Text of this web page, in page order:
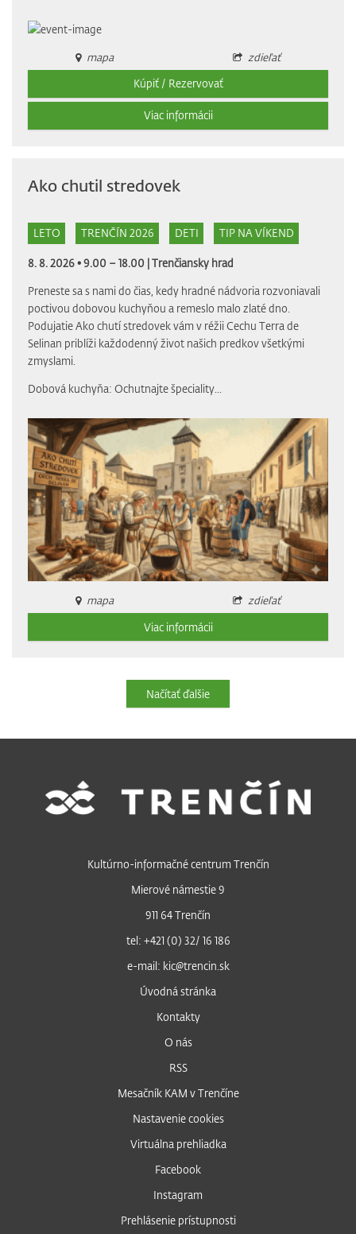
mapa
zdieľať
Kúpiť / Rezervovať
Viac informácii
Ako chutil stredovek
LETO TRENČÍN 2026 DETI TIP NA VÍKEND
8. 8. 2026 • 9.00 – 18.00 |Trenčiansky hrad
Preneste sa s nami do čias, kedy hradné nádvoria rozvoniavali
poctivou dobovou kuchyňou a remeslo malo zlaté dno.
Podujatie Ako chutí stredovek vám v réžii Cechu Terra de
Selinan priblíži každodenný život našich predkov všetkými
zmyslami.
Dobová kuchyňa: Ochutnajte špeciality...
mapa
zdieľať
Viac informácii
Načítať ďalšie
Kultúrno-informačné centrum Trenčín
Mierové námestie 9
911 64 Trenčín
tel: +421 (0) 32/ 16 186
e-mail: kic@trencin.sk
Úvodná stránka
Kontakty
O nás
RSS
Mesačník KAM v Trenčíne
Nastavenie cookies
Virtuálna prehliadka
Facebook
Instagram
Prehlásenie prístupnosti